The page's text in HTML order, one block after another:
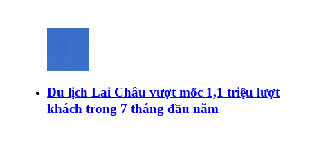
Du lịch Lai Châu vượt mốc 1,1 triệu lượt
khách trong 7 tháng đầu năm